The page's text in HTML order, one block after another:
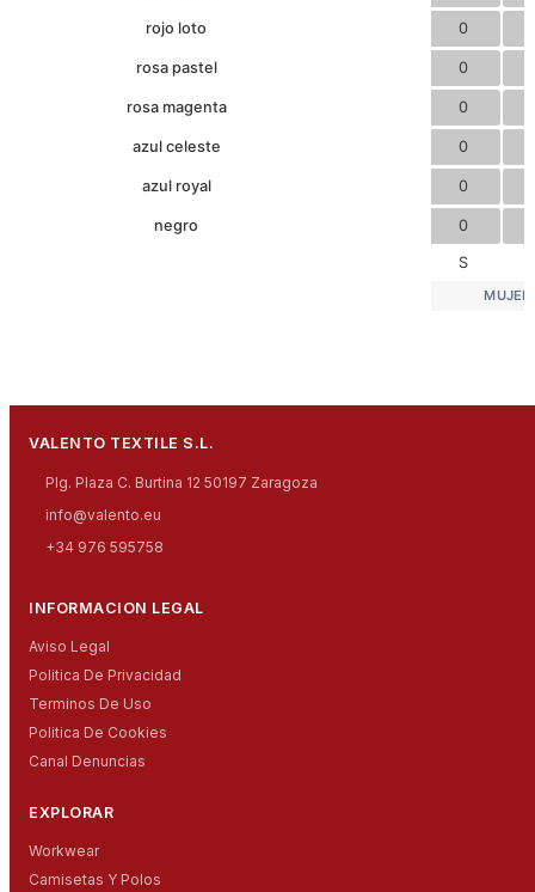
rojo loto 0
rosa pastel 0
rosa magenta 0
azul celeste 0
azul royal 0
negro 0
S
MUJER
VALENTO TEXTILE S.L.
Plg. Plaza C. Burtina 12 50197 Zaragoza
info@valento.eu
+34 976 595758
INFORMACION LEGAL
Aviso Legal
Politica De Privacidad
Terminos De Uso
Politica De Cookies
Canal Denuncias
EXPLORAR
Workwear
Camisetas Y Polos